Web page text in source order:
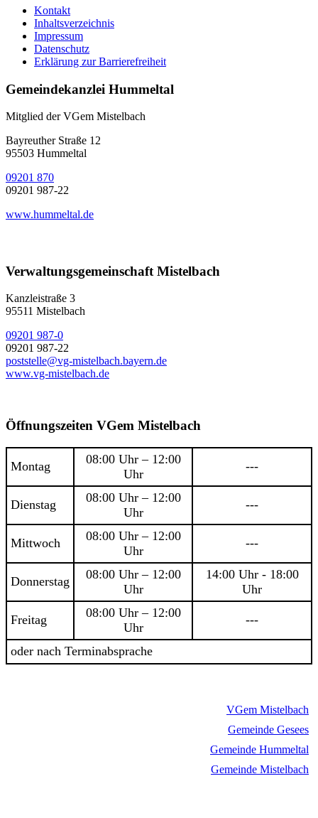
Kontakt
Inhaltsverzeichnis
Impressum
Datenschutz
Erklärung zur Barrierefreiheit
Gemeindekanzlei Hummeltal
Mitglied der VGem Mistelbach
Bayreuther Straße 12
95503 Hummeltal
09201 870
09201 987-22
www.hummeltal.de
Verwaltungsgemeinschaft Mistelbach
Kanzleistraße 3
95511 Mistelbach
09201 987-0
09201 987-22
poststelle@vg-mistelbach.bayern.de
www.vg-mistelbach.de
Öffnungszeiten VGem Mistelbach
Montag
08:00 Uhr – 12:00
Uhr
---
Dienstag
08:00 Uhr – 12:00
Uhr
---
Mittwoch
08:00 Uhr – 12:00
Uhr
---
Donnerstag
08:00 Uhr – 12:00
Uhr
14:00 Uhr - 18:00
Uhr
Freitag
08:00 Uhr – 12:00
Uhr
---
oder nach Terminabsprache
VGem Mistelbach
Gemeinde Gesees
Gemeinde Hummeltal
Gemeinde Mistelbach